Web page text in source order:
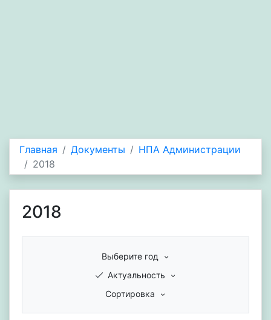
Главная Документы
НПА Администрации
2018
2018
Выберите год
Актуальность
Сортировка